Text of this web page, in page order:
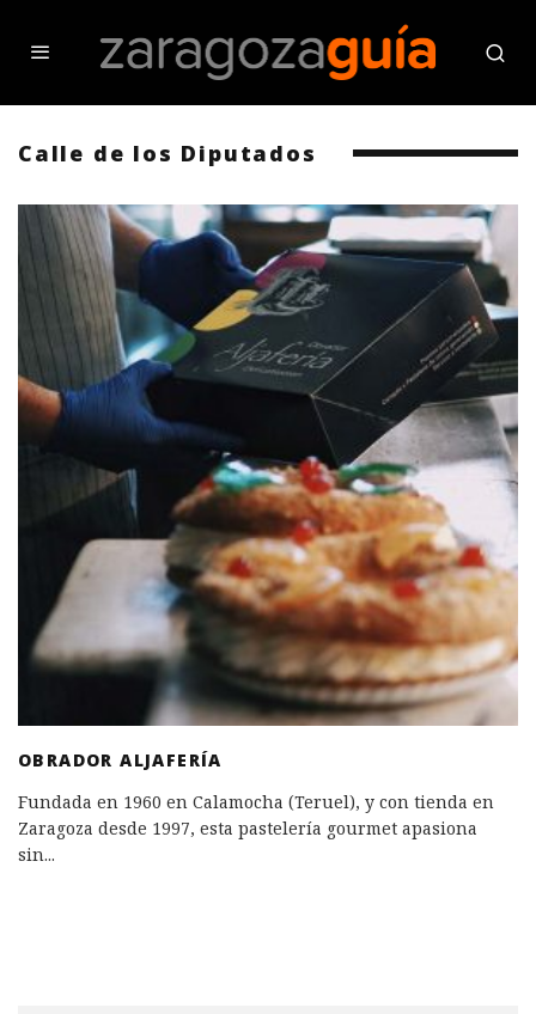
Calle de los Diputados
OBRADOR ALJAFERÍA
Fundada en 1960 en Calamocha (Teruel), y con tienda en
Zaragoza desde 1997, esta pastelería gourmet apasiona
sin...